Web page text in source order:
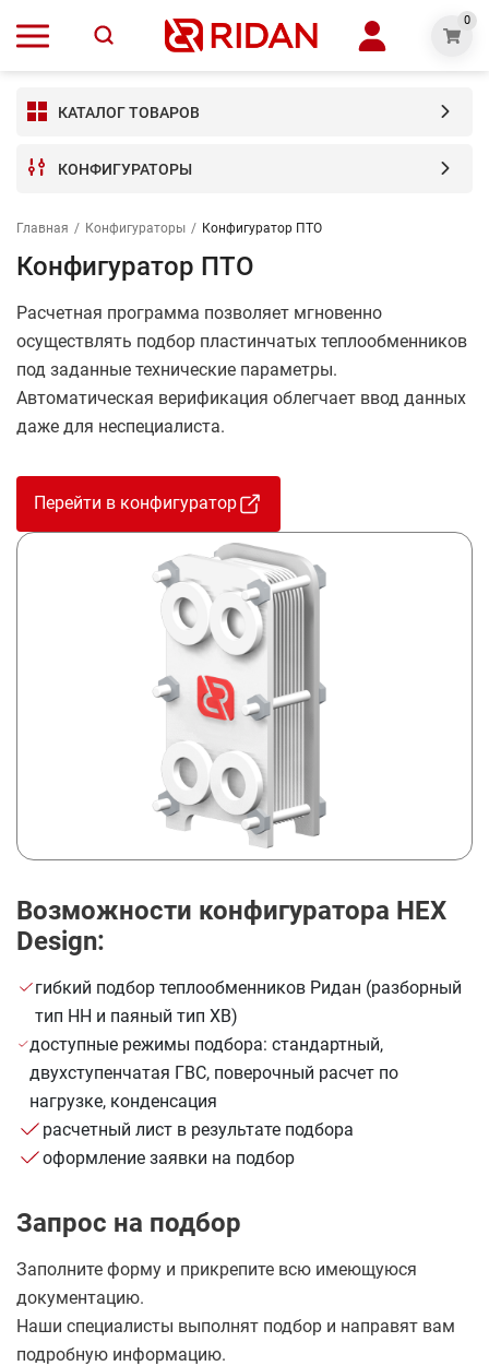
0
КАТАЛОГ ТОВАРОВ
КОНФИГУРАТОРЫ
Главная / Конфигураторы / Конфигуратор ПТО
Конфигуратор ПТО
Расчетная программа позволяет мгновенно
осуществлять подбор пластинчатых теплообменников
под заданные технические параметры.
Автоматическая верификация облегчает ввод данных
даже для неспециалиста.
Перейти в конфигуратор
Возможности конфигуратора HEX
Design:
гибкий подбор теплообменников Ридан (разборный
тип НН и паяный тип XB)
доступные режимы подбора: стандартный,
двухступенчатая ГВС, поверочный расчет по
нагрузке, конденсация
расчетный лист в результате подбора
оформление заявки на подбор
Запрос на подбор
Заполните форму и прикрепите всю имеющуюся
документацию.
Наши специалисты выполнят подбор и направят вам
подробную информацию.